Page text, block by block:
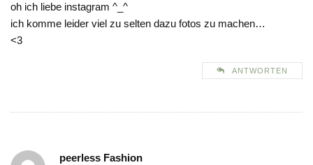
oh ich liebe instagram ^_^
ich komme leider viel zu selten dazu fotos zu machen…
<3
ANTWORTEN
peerless Fashion